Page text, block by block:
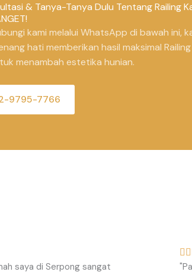
& Tanya-Tanya Dulu Tentang Railing
kami melalui WhatsApp di bawah ini,
hati memberikan hasil maksimal
menambah estetika hunian.
9795-7766
saya di Serpong sangat
 